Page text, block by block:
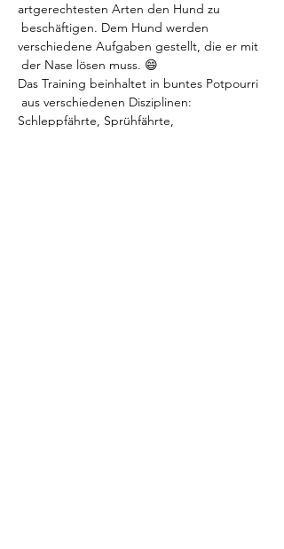
artgerechtesten Arten den Hund zu
beschäftigen. Dem Hund werden
verschiedene Aufgaben gestellt, die er mit
der Nase lösen muss. 😄
Das Training beinhaltet in buntes Potpourri
aus verschiedenen Disziplinen:
Schleppfährte, Sprühfährte,